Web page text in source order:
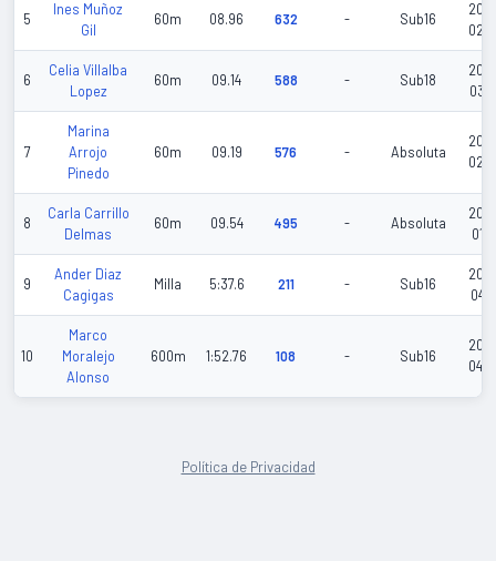
5
Ines Muñoz
Gil
60m 08.96 632 - Sub16
02-
6
Celia Villalba
Lopez
60m 09.14 588 - Sub18
03-
7
Marina
Arrojo
Pinedo
60m 09.19 576 - Absoluta
02-
8
Carla Carrillo
Delmas
60m 09.54 495 - Absoluta
01-
9
Ander Diaz
Cagigas
Milla 5:37.6 211 - Sub16
04-
10
Marco
Moralejo
Alonso
600m 1:52.76 108 - Sub16
04-
Política de Privacidad